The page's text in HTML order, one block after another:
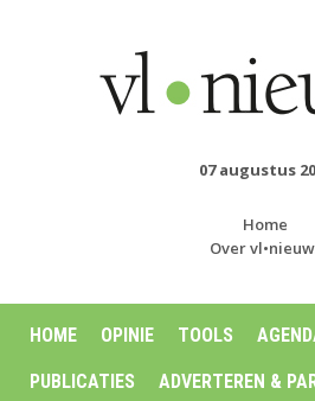
07 augustus
Home
Over
HOME OPINIE TOOLS
PUBLICATIES ADVERTEREN &